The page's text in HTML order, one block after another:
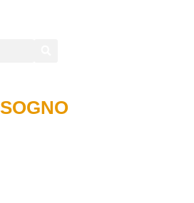
SOGNO